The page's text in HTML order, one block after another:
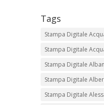
Tags
Stampa Digitale
Stampa Digitale
Stampa Digitale
Stampa Digitale
Stampa Digitale